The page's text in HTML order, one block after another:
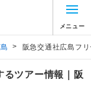
メニュー
> 阪急交通社広島フ
るツアー情報｜阪